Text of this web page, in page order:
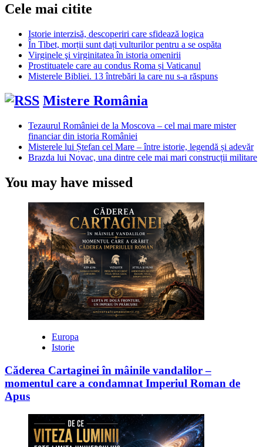
Cele mai citite
Istorie interzisă, descoperiri care sfidează logica
În Tibet, morții sunt dați vulturilor pentru a se ospăta
Virginele şi virginitatea în istoria omenirii
Prostituatele care au condus Roma și Vaticanul
Misterele Bibliei. 13 întrebări la care nu s-a răspuns
Mistere România
Tezaurul României de la Moscova – cel mai mare mister
financiar din istoria României
Misterele lui Ștefan cel Mare – între istorie, legendă și adevăr
Brazda lui Novac, una dintre cele mai mari construcții militare
You may have missed
Europa
Istorie
Căderea Cartaginei în mâinile vandalilor –
momentul care a condamnat Imperiul Roman de
Apus